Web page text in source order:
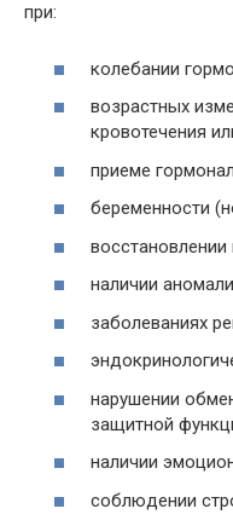
при:
колебании
возрастных
кровотечения
приеме
беременности
наличии
заболеваниях
нарушении
защитной
наличии
соблюдении